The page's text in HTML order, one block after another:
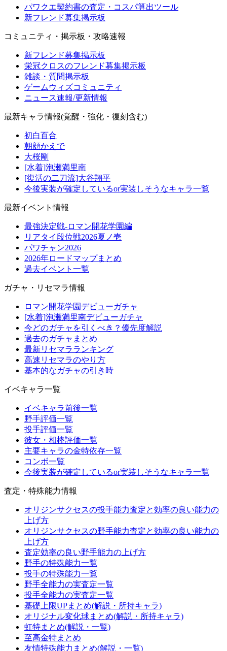
パワクエ契約書の査定・コスパ算出ツール
新フレンド募集掲示板
コミュニティ・掲示板・攻略速報
新フレンド募集掲示板
栄冠クロスのフレンド募集掲示板
雑談・質問掲示板
ゲームウィズコミュニティ
ニュース速報/更新情報
最新キャラ情報(覚醒・強化・復刻含む)
初白百合
朝顔かえで
大桜剛
[水着]泡瀬満里南
[復活の二刀流]大谷翔平
今後実装が確定しているor実装しそうなキャラ一覧
最新イベント情報
最強決定戦-ロマン開花学園編
リアタイ段位戦2026夏ノ壱
パワチャン2026
2026年ロードマップまとめ
過去イベント一覧
ガチャ・リセマラ情報
ロマン開花学園デビューガチャ
[水着]泡瀬満里南デビューガチャ
今どのガチャを引くべき？優先度解説
過去のガチャまとめ
最新リセマラランキング
高速リセマラのやり方
基本的なガチャの引き時
イベキャラ一覧
イベキャラ前後一覧
野手評価一覧
投手評価一覧
彼女・相棒評価一覧
主要キャラの金特依存一覧
コンボ一覧
今後実装が確定しているor実装しそうなキャラ一覧
査定・特殊能力情報
オリジンサクセスの投手能力査定と効率の良い能力の
上げ方
オリジンサクセスの野手能力査定と効率の良い能力の
上げ方
査定効率の良い野手能力の上げ方
野手の特殊能力一覧
投手の特殊能力一覧
野手全能力の実査定一覧
投手全能力の実査定一覧
基礎上限UPまとめ(解説・所持キャラ)
オリジナル変化球まとめ(解説・所持キャラ)
虹特まとめ(解説・一覧)
至高金特まとめ
友情特殊能力まとめ(解説・一覧)